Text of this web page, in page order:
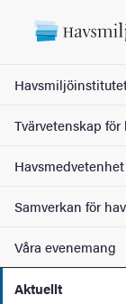
Kontakt
Tvärvetenskap för
Havsmedvetenhet
Samverkan för
Våra evenemang
Aktuellt